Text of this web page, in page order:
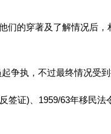
的穿著及了解情况后，
争执，不过最终情况受到
证)、1959/63年移民法